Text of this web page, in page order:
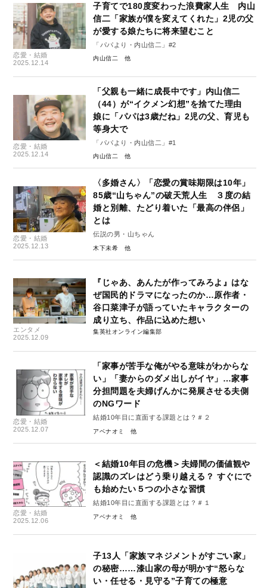
恋愛・結婚
2025.12.14
子育てで180度変わった浪費家人生 内山
信二「家族が僕を変えてくれた」2児の父
が愛する娘たちに将来望むこと
「パパより・内山信二」#2
内山信二
恋愛・結婚
2025.12.14
「父親も一緒に成長中です」内山信二
（44）が“イクメン幻想”を捨てた理由
娘に「パパは3歳だね」2児の父、育児も
等身大で
「パパより・内山信二」#1
内山信二
恋愛・結婚
2025.12.13
〈多婚さん〉「恋愛の賞味期限は10年」
85歳“山ちゃん”の破天荒人生 ３度の結
婚と別離、たどり着いた「最高の伴侶」
とは
伝説の男・山ちゃん
木下未希
エンタメ
2025.12.09
『じゃあ、あんたが作ってみろよ』はな
ぜ国民的ドラマになったのか…原作者・
谷口菜津子が語っていたキャラクターの
成り立ち、作品に込めた想い
集英社オンライン編集部
恋愛・結婚
2025.12.07
「家事が苦手な俺がやる意味がわからな
い」「妻からのダメ出しがイヤ」…家事
分担問題を夫婦げんかに発展させる夫側
のNGワード
結婚10年目に直面する課題とは？＃２
アベナオミ
恋愛・結婚
2025.12.06
＜結婚10年目の危機＞夫婦間の価値観や
認識のズレはどう乗り越える？ すぐにで
も始めたい５つの小さな習慣
結婚10年目に直面する課題とは？＃１
アベナオミ
子13人「家族マネジメントがすごい家」
の秘密……漆山家の母が明かす“怒らな
い・任せる・見守る”子育ての極意